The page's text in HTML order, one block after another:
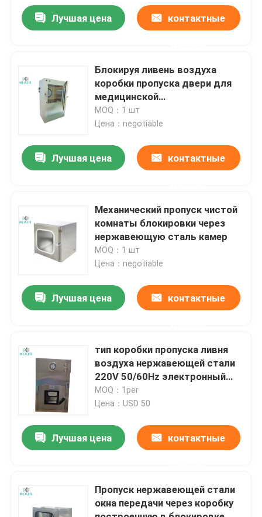
Продукты
О нас
Путешествие фабрики
Свяжитесь мы
Спросите цитату
воздушные фильтры мешка
воздушный фильтр hepa
Лучшая цена контактные
Блокируя ливень воздуха
коробки пропуска двери для
медицинской
фармацевтической чистой
комнаты
MOQ：1 шт
Цена：negotiable
Лучшая цена контактные
Механический пропуск чистой
комнаты блокировки через
нержавеющую сталь камер
MOQ：1 шт
Цена：negotiable
Лучшая цена контактные
тип коробки пропуска ливня
воздуха нержавеющей стали
220V 50/60Hz электронный
или механический
MOQ：1per
Цена：USD 50
Лучшая цена контактные
Пропуск нержавеющей стали
окна передачи через коробку